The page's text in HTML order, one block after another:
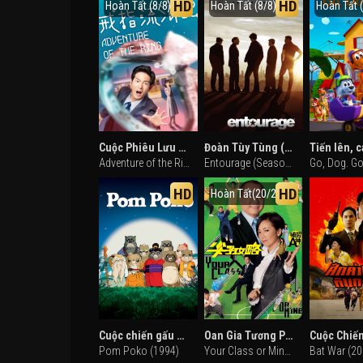
Hoàn Tất (8/8) HD
Cuộc Phiêu Lưu Của Chiếc Nhẫn
Hoàn Tất (8/8) HD
Đoàn Tùy Tùng (Phần 8)
Hoàn Tất
HD
Cuộc chiến gấu mèo
Pom Poko (1994)
Hoàn Tất(20/20)HD
Oan Gia Tương Phùng
Bat War